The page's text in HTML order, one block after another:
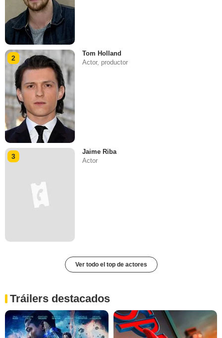
2
Tom Holland
Actor, productor
3
Jaime Riba
Actor
Ver todo el top de actores
Tráilers destacados